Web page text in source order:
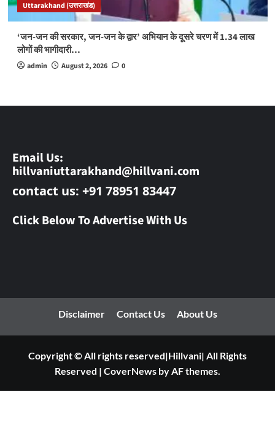
Uttarakhand (उत्तराखंड)
‘जन-जन की सरकार, जन-जन के द्वार’ अभियान के दूसरे चरण में 1.34 लाख
लोगों की भागीदारी…
admin August 2, 2026 0
Email Us:
hillvaniuttarakhand@hillvani.com
contact us: +91 78951 83447
Click Below To Advertise With Us
Disclaimer Contact Us About Us
Copyright © All rights reserved|Hillvani| All Rights
Reserved | CoverNews by AF themes.